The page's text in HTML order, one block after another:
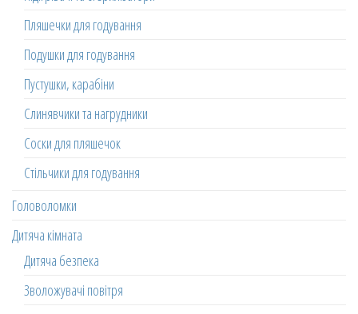
Пляшечки для годування
Подушки для годування
Пустушки, карабіни
Слинявчики та нагрудники
Соски для пляшечок
Стільчики для годування
Головоломки
Дитяча кімната
Дитяча безпека
Зволожувачі повітря